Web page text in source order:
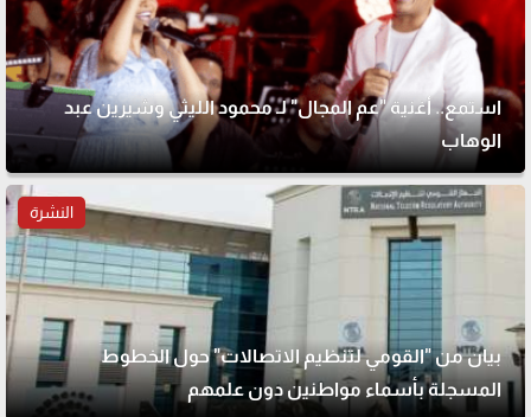
استمع.. أغنية "عم المجال" لـ محمود الليثي وشيرين عبد
الوهاب
النشرة
بيان من "القومي لتنظيم الاتصالات" حول الخطوط
المسجلة بأسماء مواطنين دون علمهم